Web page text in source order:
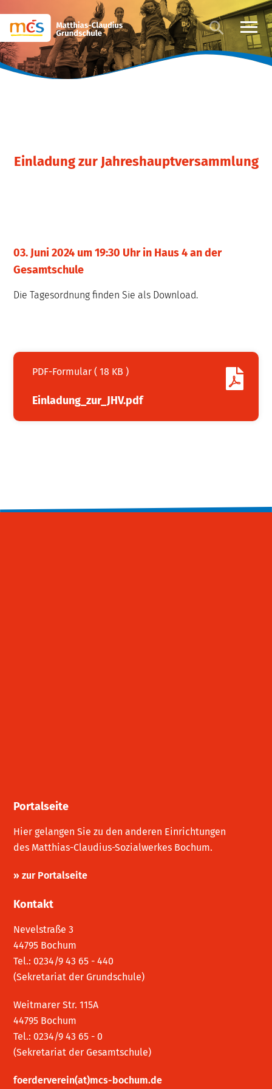
Einladung zur Jahreshauptversammlung
03. Juni 2024 um 19:30 Uhr in Haus 4 an der
Gesamtschule
Die Tagesordnung finden Sie als Download.
PDF-Formular ( 18 KB )
Einladung_zur_JHV.pdf
Portalseite
Hier gelangen Sie zu den anderen Einrichtungen
des Matthias-Claudius-Sozialwerkes Bochum.
» zur Portalseite
Kontakt
Nevelstraße 3
44795 Bochum
Tel.: 0234/9 43 65 - 440
(Sekretariat der Grundschule)
Weitmarer Str. 115A
44795 Bochum
Tel.: 0234/9 43 65 - 0
(Sekretariat der Gesamtschule)
foerderverein(at)mcs-bochum.de